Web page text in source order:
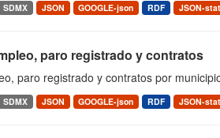
SDMX JSON GOOGLE-json RDF JSON-stat
paro registrado y contratos
paro registrado y contratos por
SDMX JSON GOOGLE-json RDF JSON-stat